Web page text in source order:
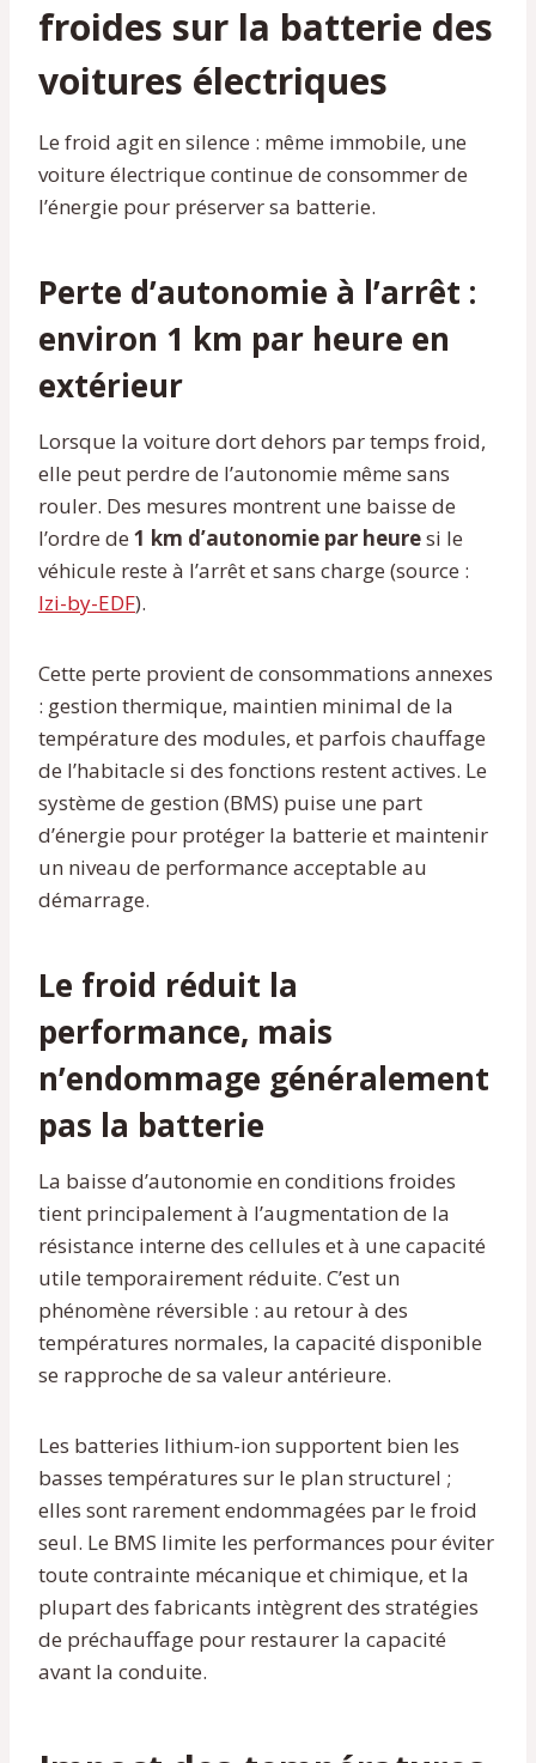
froides sur la batterie des
voitures électriques
Le froid agit en silence : même immobile, une
voiture électrique continue de consommer de
l’énergie pour préserver sa batterie.
Perte d’autonomie à l’arrêt :
environ 1 km par heure en
extérieur
Lorsque la voiture dort dehors par temps froid,
elle peut perdre de l’autonomie même sans
rouler. Des mesures montrent une baisse de
l’ordre de 1 km d’autonomie par heuresi le
véhicule reste à l’arrêt et sans charge (source :
Izi-by-EDF).
Cette perte provient de consommations annexes
: gestion thermique, maintien minimal de la
température des modules, et parfois chauffage
de l’habitacle si des fonctions restent actives. Le
système de gestion (BMS) puise une part
d’énergie pour protéger la batterie et maintenir
un niveau de performance acceptable au
démarrage.
Le froid réduit la
performance, mais
n’endommage généralement
pas la batterie
La baisse d’autonomie en conditions froides
tient principalement à l’augmentation de la
résistance interne des cellules et à une capacité
utile temporairement réduite. C’est un
phénomène réversible : au retour à des
températures normales, la capacité disponible
se rapproche de sa valeur antérieure.
Les batteries lithium-ion supportent bien les
basses températures sur le plan structurel ;
elles sont rarement endommagées par le froid
seul. Le BMS limite les performances pour éviter
toute contrainte mécanique et chimique, et la
plupart des fabricants intègrent des stratégies
de préchauffage pour restaurer la capacité
avant la conduite.